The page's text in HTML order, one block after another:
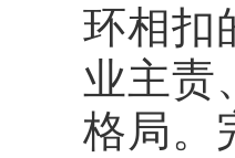
环相扣
业主责
格局。